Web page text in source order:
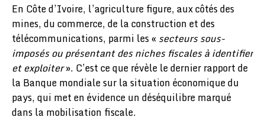
En Côte d’Ivoire, l’agriculture figure, aux côtés des
mines, du commerce, de la construction et des
télécommunications, parmi les « secteurs sous-
imposés ou présentant des niches fiscales à identifier
et exploiter». C’est ce que révèle le dernier rapport de
la Banque mondiale sur la situation économique du
pays, qui met en évidence un déséquilibre marqué
dans la mobilisation fiscale.